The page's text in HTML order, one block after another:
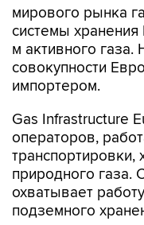
м активного
совокупности
импортером.
Gas Infrastructure
транспортировки,
природного газа.
охватывает
подземного
года, приема и
года.